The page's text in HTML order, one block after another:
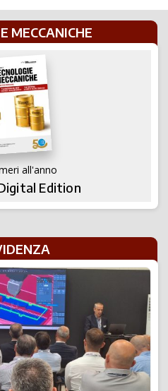
MECCANICHE
all'anno
Edition